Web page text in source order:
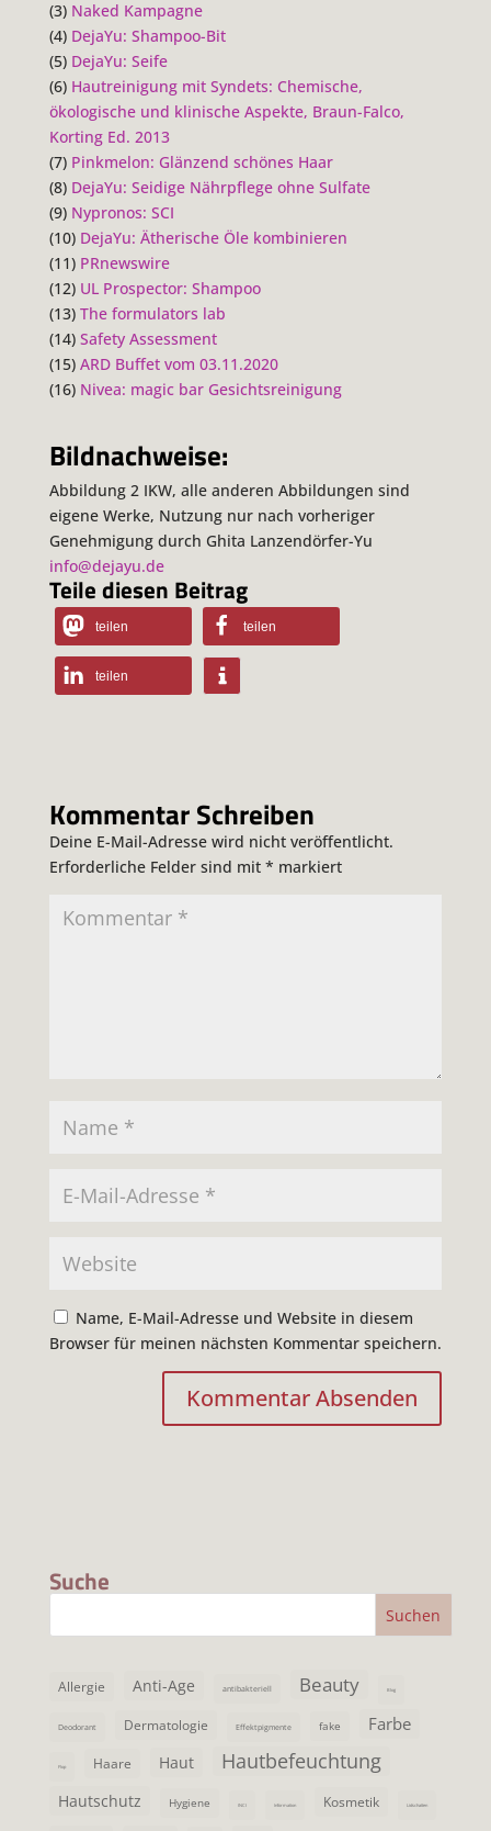
(3) Naked Kampagne
(4) DejaYu: Shampoo-Bit
(5) DejaYu: Seife
(6) Hautreinigung mit Syndets: Chemische,
ökologische und klinische Aspekte, Braun-Falco,
Korting Ed. 2013
(7) Pinkmelon: Glänzend schönes Haar
(8) DejaYu: Seidige Nährpflege ohne Sulfate
(9) Nypronos: SCI
(10) DejaYu: Ätherische Öle kombinieren
(11) PRnewswire
(12) UL Prospector: Shampoo
(13) The formulators lab
(14) Safety Assessment
(15) ARD Buffet vom 03.11.2020
(16) Nivea: magic bar Gesichtsreinigung
Bildnachweise:
Abbildung 2 IKW, alle anderen Abbildungen sind
eigene Werke, Nutzung nur nach vorheriger
Genehmigung durch Ghita Lanzendörfer-Yu
info@dejayu.de
Teile diesen Beitrag
teilen teilen
teilen
Kommentar Schreiben
Deine E-Mail-Adresse wird nicht veröffentlicht.
Erforderliche Felder sind mit * markiert
Name, E-Mail-Adresse und Website in diesem
Browser für meinen nächsten Kommentar speichern.
Suche
Allergie Anti-Age antibakteriell Beauty Blog
Deodorant Dermatologie Effektpigmente fake Farbe
Flop Haare Haut Hautbefeuchtung
Hautschutz Hygiene INCI Information Kosmetik Lidschatten